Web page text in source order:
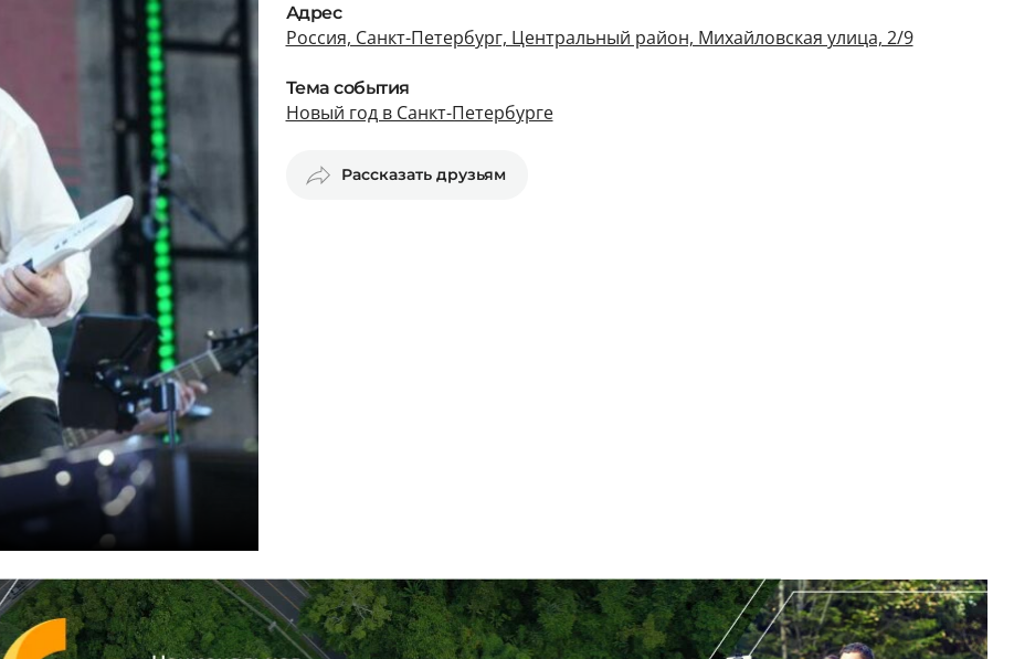
Адрес
Россия, Санкт-Петербург, Центральный район, Михайловская улица, 2/9
Тема события
Новый год в Санкт-Петербурге
Рассказать друзьям